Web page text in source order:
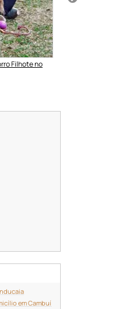
Filhote no
em Cambuí